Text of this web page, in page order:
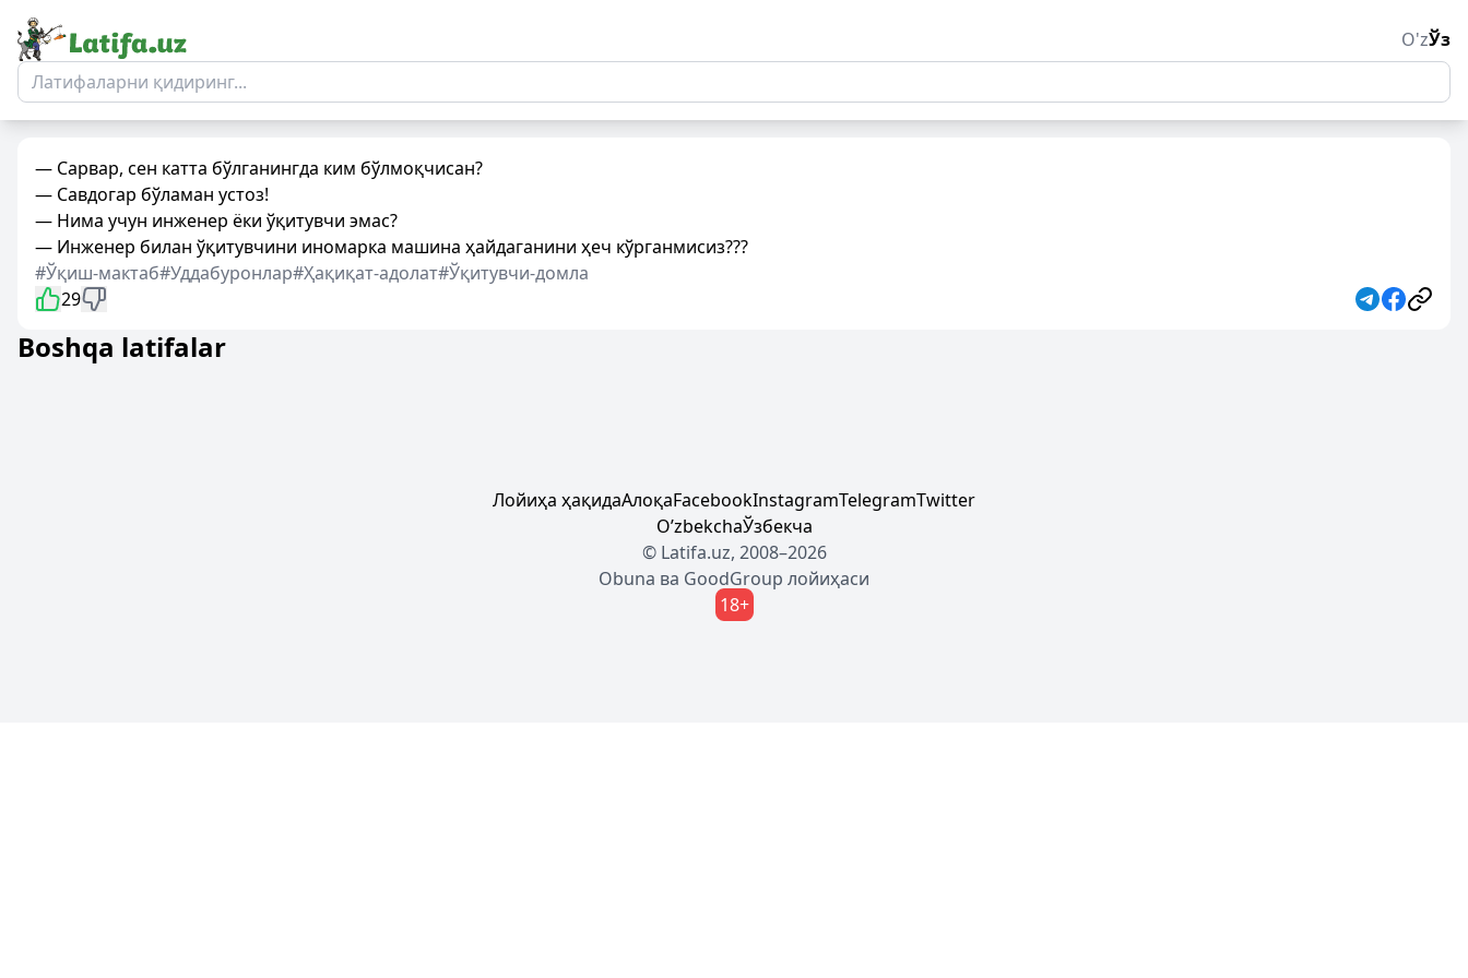
O'zЎз
— Сарвар, сен катта бўлганингда ким бўлмоқчисан?
— Савдогар бўламан устоз!
— Нима учун инженер ёки ўқитувчи эмас?
— Инженер билан ўқитувчини иномарка машина ҳайдаганини ҳеч кўрганмисиз???
#Ўқиш-мактаб#Уддабуронлар#Ҳақиқат-адолат#Ўқитувчи-домла
29
Boshqa latifalar
Лойиҳа ҳақидаАлоқаFacebookInstagramTelegramTwitter
OʼzbekchaЎзбекча
© Latifa.uz, 2008–2026
Obuna ва GoodGroup лойиҳаси
18+